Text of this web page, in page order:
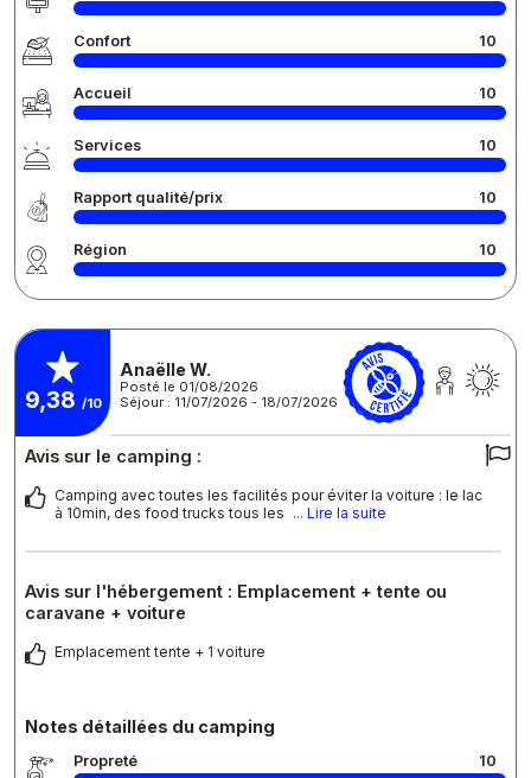
Confort 10
Accueil 10
Services 10
Rapport qualité/prix 10
Région 10
9,38 /10
Anaëlle W.
Posté le 01/08/2026
Séjour : 11/07/2026 - 18/07/2026
Avis sur le camping :
Camping avec toutes les facilités pour éviter la voiture : le lac
à 10min, des food trucks tous les ... Lire la suite
Avis sur l'hébergement : Emplacement + tente ou
caravane + voiture
Emplacement tente + 1 voiture
Notes détaillées du camping
Propreté 10